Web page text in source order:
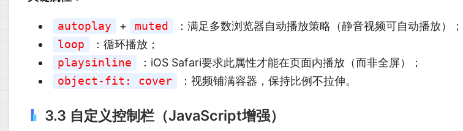
autoplay + muted
：满足多数浏览器自动播放策略（静音视频可自动播放）；
loop
：循环播放；
playsinline
：iOS Safari要求此属性才能在页面内播放（而非全屏）；
object-fit: cover
：视频铺满容器，保持比例不拉伸。
3.3 自定义控制栏（JavaScript增强）